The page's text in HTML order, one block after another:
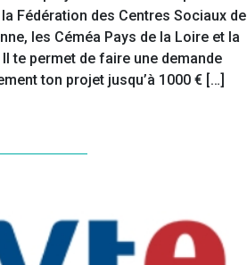
Fédération des Centres Sociaux de
les Céméa Pays de la Loire et la
te permet de faire une demande
ton projet jusqu’à 1000 € […]